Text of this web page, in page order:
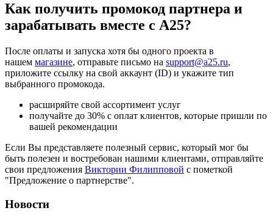
Как получить промокод партнера и
зарабатывать вместе с А25?
После оплаты и запуска хотя бы одного проекта в
нашем магазине, отправьте письмо на support@a25.ru,
приложите ссылку на свой аккаунт (ID) и укажите тип
выбранного промокода.
расширяйте свой ассортимент услуг
получайте до 30% с оплат клиентов, которые пришли по
вашей рекомендации
Если Вы представляете полезный сервис, который мог бы
быть полезен и востребован нашими клиентами, отправляйте
свои предложения Виктории Филипповой с пометкой
"Предложение о партнерстве".
Новости